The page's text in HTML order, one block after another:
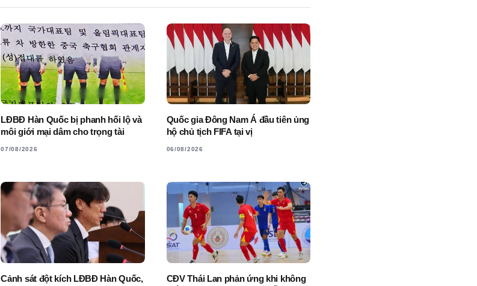
LĐBĐ Hàn Quốc bị phanh hối lộ và
môi giới mại dâm cho trọng tài
07/08/2026
Quốc gia Đông Nam Á đầu tiên ủng
hộ chủ tịch FIFA tại vị
06/08/2026
Cảnh sát đột kích LĐBĐ Hàn Quốc,
CĐV Thái Lan phản ứng khi không